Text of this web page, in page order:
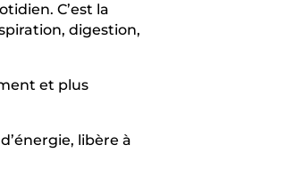
C’est la
digestion,
et plus
libère à